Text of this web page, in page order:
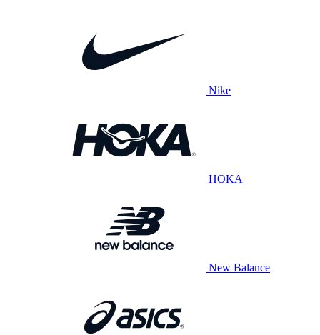
Nike
HOKA
New Balance